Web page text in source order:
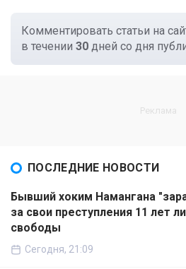
Комментировать статьи на
в течении 30 дней со дня
ПОСЛЕДНИЕ НОВОСТИ
Бывший хоким Намангана
за свои преступления 11 лет
свободы
Сегодня, 21:09